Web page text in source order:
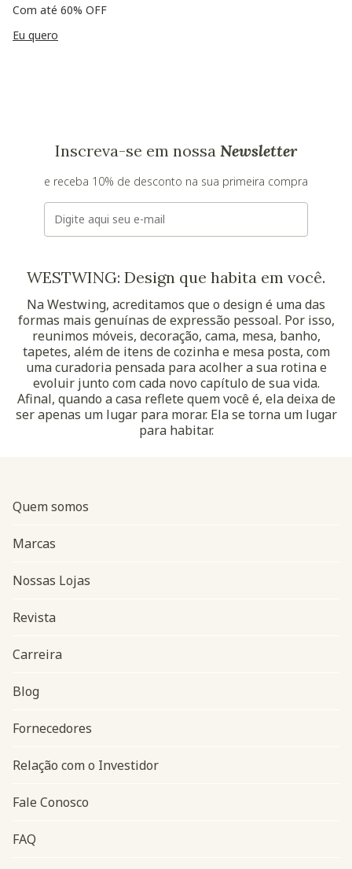
Com até 60% OFF
Eu quero
Inscreva-se em nossa Newsletter
e receba 10% de desconto na sua primeira compra
E-mail
WESTWING: Design que habita em você.
Na Westwing, acreditamos que o design é uma das
formas mais genuínas de expressão pessoal. Por isso,
reunimos móveis, decoração, cama, mesa, banho,
tapetes, além de itens de cozinha e mesa posta, com
uma curadoria pensada para acolher a sua rotina e
evoluir junto com cada novo capítulo de sua vida.
Afinal, quando a casa reflete quem você é, ela deixa de
ser apenas um lugar para morar. Ela se torna um lugar
para habitar.
Navegação do rodapé
Quem somos
Marcas
Nossas Lojas
Revista
Carreira
Blog
Fornecedores
Relação com o Investidor
Fale Conosco
FAQ